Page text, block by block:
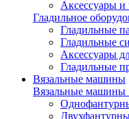
Аксессуары
Гладильное
Гладильные
Гладильные
Аксессуары
Гладильные
Вязальные машины
Вязальные машины